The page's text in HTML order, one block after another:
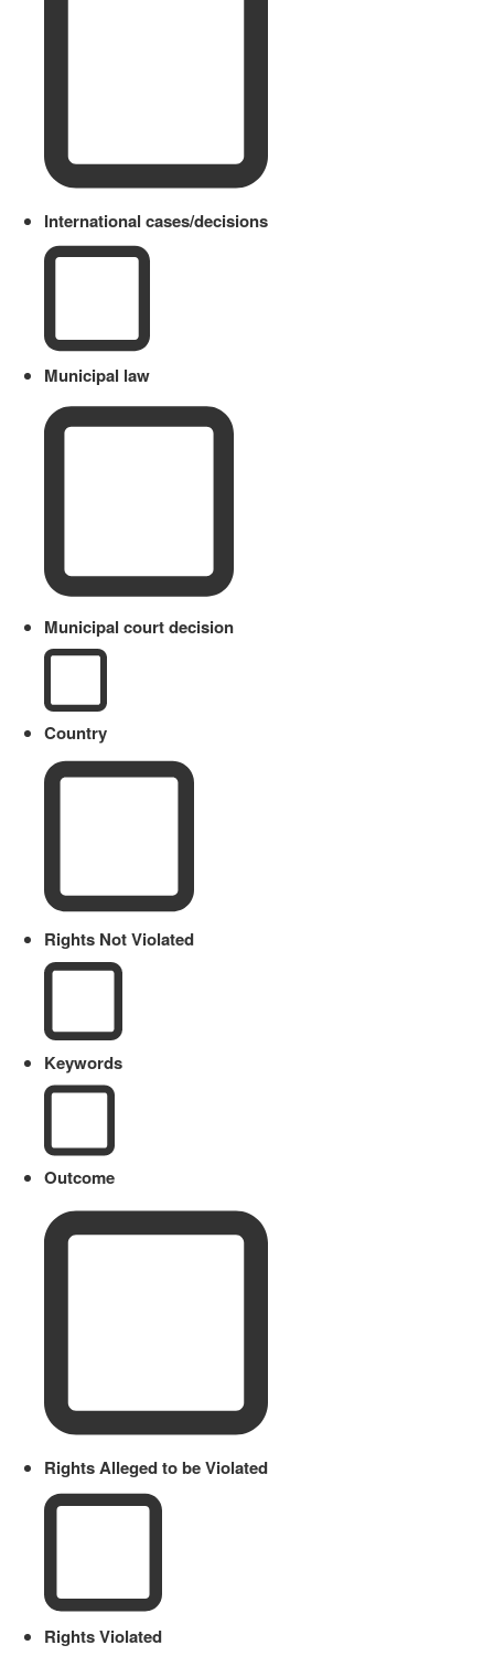
International cases/decisions
Municipal law
Municipal court decision
Country
Rights Not Violated
Keywords
Outcome
Rights Alleged to be Violated
Rights Violated